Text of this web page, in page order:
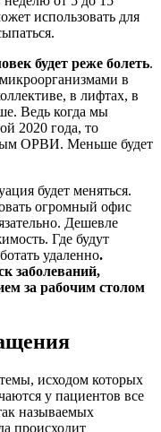
использовать для
будет реже болеть.
в
в лифтах, в
Ведь когда мы
2020 года, то
ОРВИ. Меньше будет
будет меняться.
огромный офис
Дешевле
Где будут
удаленно.
заболеваний,
за рабочим столом
исходом которых
у пациентов все
называемых
происходит